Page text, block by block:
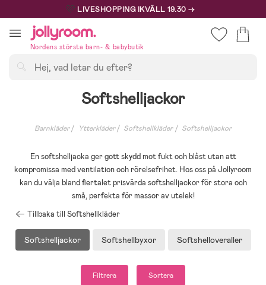
till
innehållet
🩷 LIVESHOPPING IKVÄLL 19.30 →
Nordens största barn- & babybutik
Softshelljackor
Barnkläder Ytterkläder Softshellkläder Softshelljackor
En softshelljacka ger gott skydd mot fukt och blåst utan att
kompromissa med ventilation och rörelsefrihet. Hos oss på Jollyroom
kan du välja bland flertalet prisvärda softshelljackor för stora och
små, perfekta för massor av utelek!
Tillbaka till Softshellkläder
Softshelljackor Softshellbyxor Softshelloveraller
Filtrera Sortera